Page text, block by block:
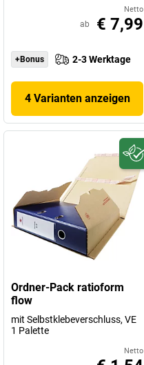
Netto
ab € 7,99
+Bonus 2-3 Werktage
4 Varianten anzeigen
Ordner-Pack ratioform
flow
mit Selbstklebeverschluss, VE
1 Palette
Netto